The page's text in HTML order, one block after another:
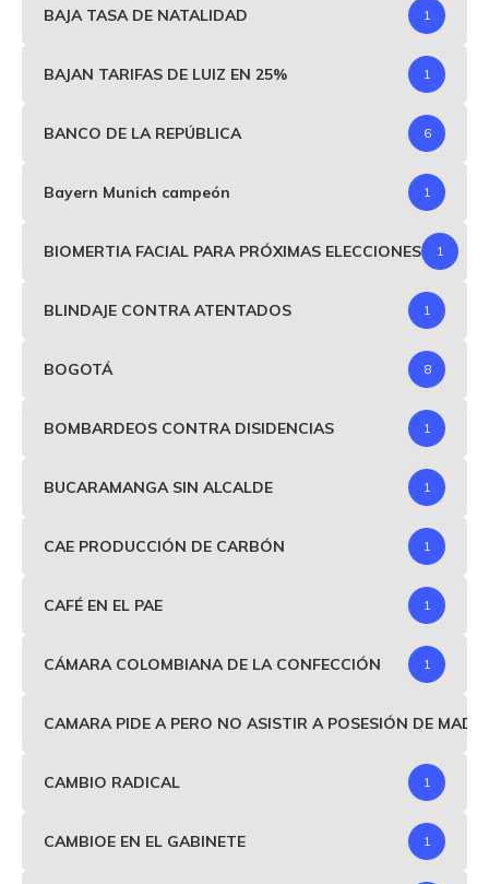
BAJA TASA DE NATALIDAD 1
BAJAN TARIFAS DE LUIZ EN 25% 1
BANCO DE LA REPÚBLICA 6
Bayern Munich campeón 1
BIOMERTIA FACIAL PARA PRÓXIMAS ELECCIONES 1
BLINDAJE CONTRA ATENTADOS 1
BOGOTÁ 8
BOMBARDEOS CONTRA DISIDENCIAS 1
BUCARAMANGA SIN ALCALDE 1
CAE PRODUCCIÓN DE CARBÓN 1
CAFÉ EN EL PAE 1
CÁMARA COLOMBIANA DE LA CONFECCIÓN 1
CAMARA PIDE A PERO NO ASISTIR A POSESIÓN DE
CAMBIO RADICAL 1
CAMBIOE EN EL GABINETE 1